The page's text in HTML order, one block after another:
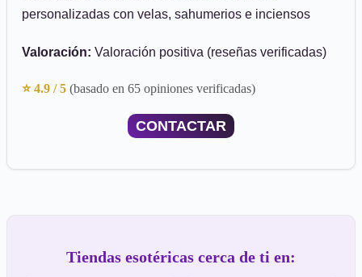
personalizadas con velas, sahumerios e inciensos
Valoración: Valoración positiva (reseñas verificadas)
⭐ 4.9 / 5 (basado en 65 opiniones verificadas)
CONTACTAR
Tiendas esotéricas cerca de ti en: